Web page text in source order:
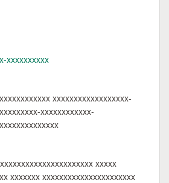
xxxxxxxxxx
xxxxxxxxxxxxxxxxxx-
xxxxxxxxxxxx-
xxxxx
xxxxxxx xxxxxxxxxxxxxxxxxxxxxx